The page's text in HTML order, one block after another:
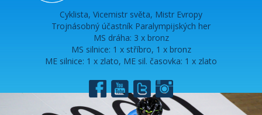
Cyklista, Vicemistr světa, Mistr Evropy
Trojnásobný účastník Paralympijských her
MS dráha: 3 x bronz
MS silnice: 1 x stříbro, 1 x bronz
ME silnice: 1 x zlato, ME sil. časovka: 1 x zlato